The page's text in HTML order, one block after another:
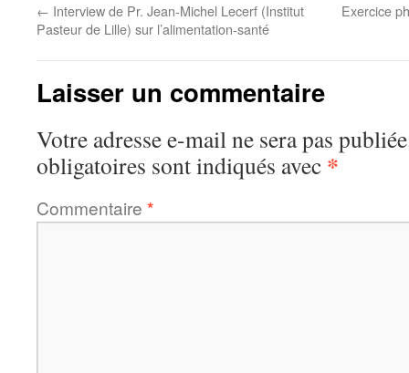
← Interview de Pr. Jean-Michel Lecerf (Institut
Pasteur de Lille) sur l’alimentation-santé
Exercice
Laisser un commentaire
Votre adresse e-mail ne sera pas
obligatoires sont indiqués avec *
Commentaire *